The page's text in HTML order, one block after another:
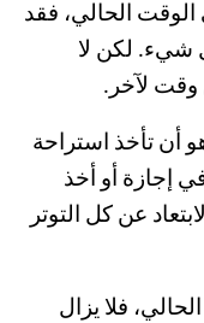
الوقت الحالي، فقد
شيء. لكن لا
وقت لآخر.
أن تأخذ استراحة
إجازة أو أخذ
عن كل التوتر
فلا يزال